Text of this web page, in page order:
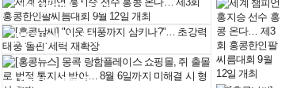
세계 챔피언 홍지승…
[홍콩날씨] "이웃…
[홍콩뉴스] 몽콕 …